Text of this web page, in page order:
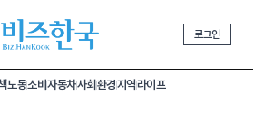
로그인
노동소비 자동차사회환경지역라이프